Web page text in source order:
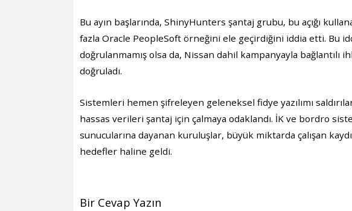
Bu ayın başlarında, ShinyHunters şantaj grubu, bu açığı
fazla Oracle PeopleSoft örneğini ele geçirdiğini iddia etti. Bu
doğrulanmamış olsa da, Nissan dahil kampanyayla bağlantılı
doğruladı.
Sistemleri hemen şifreleyen geleneksel fidye yazılımı
hassas verileri şantaj için çalmaya odaklandı. İK ve bordro
sunucularına dayanan kuruluşlar, büyük miktarda çalışan
hedefler haline geldi.
Bir Cevap Yazın